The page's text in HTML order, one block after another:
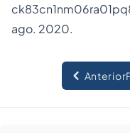
ago. 2020.
Anterior